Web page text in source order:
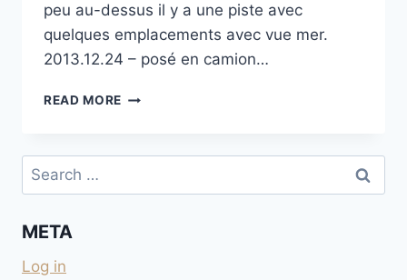
peu au-dessus il y a une piste avec
quelques emplacements avec vue mer.
2013.12.24 – posé en camion…
READ MORE CALA
Search
for:
META
Log in